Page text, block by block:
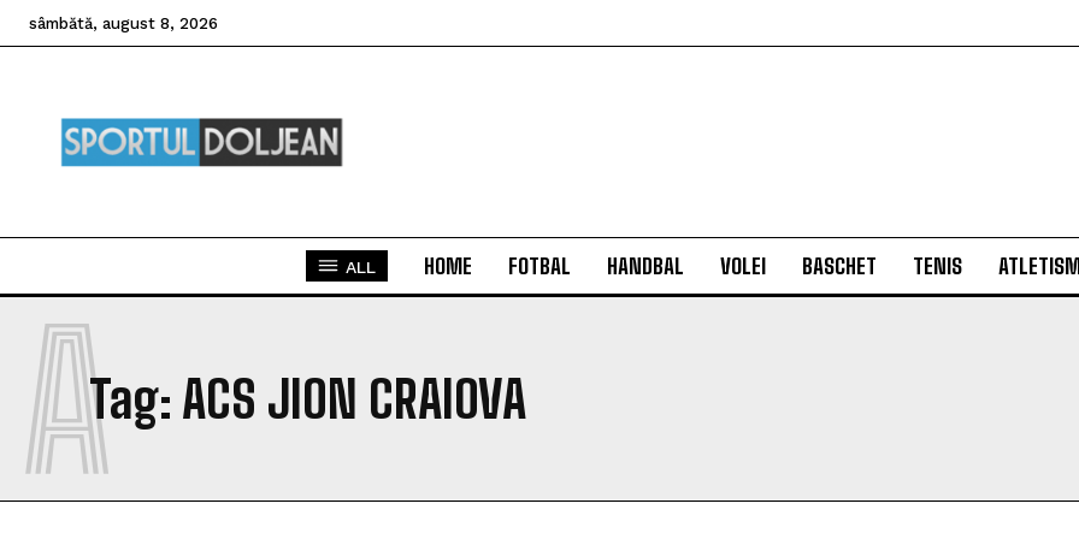
sâmbătă, august 8, 2026
ALL HOME FOTBAL HANDBAL VOLEI BASCHET TENIS
Tag: ACS JION CRAIOVA
A